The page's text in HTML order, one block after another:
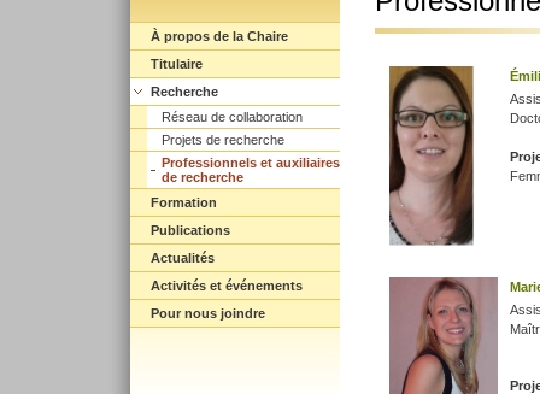
À propos de la Chaire
Titulaire
Recherche
Réseau de collaboration
Projets de recherche
Professionnels et auxiliaires
de recherche
Formation
Publications
Actualités
Activités et événements
Pour nous joindre